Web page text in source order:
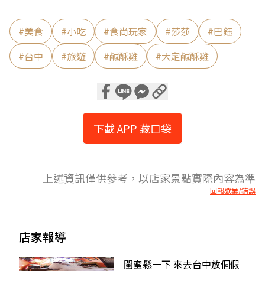
#美食 #小吃 #食尚玩家 #莎莎 #巴鈺
#台中 #旅遊 #鹹酥雞 #大定鹹酥雞
下載 APP 藏口袋
上述資訊僅供參考，以店家景點實際內容為準
回報歇業/錯誤
店家報導
閨蜜鬆一下 來去台中放個假